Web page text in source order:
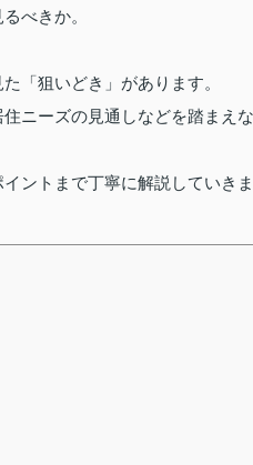
べきか。
「狙いどき」があります。
ニーズの見通しなどを踏まえな
ントまで丁寧に解説していきま